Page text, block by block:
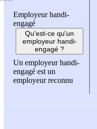
Employeur handi-
engagé
Qu'est-ce qu'un
employeur handi-
engagé ?
Un employeur handi-
engagé est un
employeur reconnu